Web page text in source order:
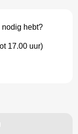
nodig hebt?
17.00 uur)